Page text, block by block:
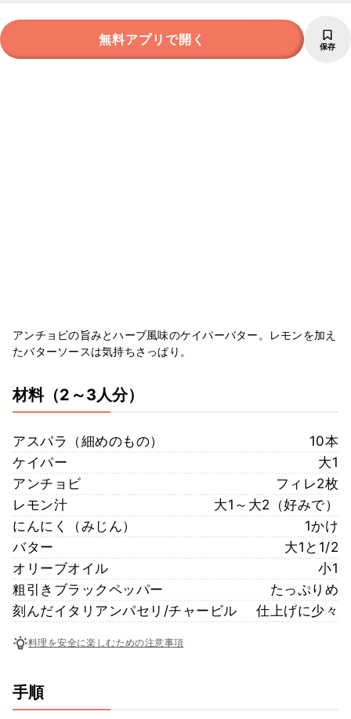
無料アプリで開く 保存
アンチョビの旨みとハーブ風味のケイパーバター。レモンを加え
たバターソースは気持ちさっぱり。
材料（2～3人分）
アスパラ（細めのもの）
10本
ケイパー
大1
アンチョビ
フィレ2枚
レモン汁
大1～大2（好みで）
にんにく（みじん）
1かけ
バター
大1と1/2
オリーブオイル
小1
粗引きブラックペッパー
たっぷりめ
刻んだイタリアンパセリ/チャービル
仕上げに少々
料理を安全に楽しむための注意事項
手順